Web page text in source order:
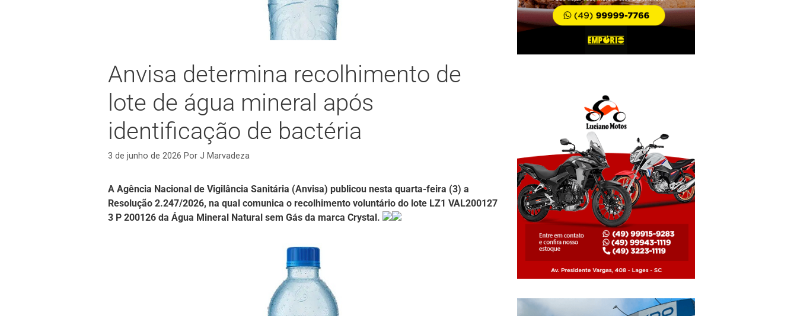
Anvisa determina recolhimento de
lote de água mineral após
identificação de bactéria
3 de junho de 2026 Por J Marvadeza
A Agência Nacional de Vigilância Sanitária (Anvisa) publicou nesta quarta-feira (3) a
Resolução 2.247/2026, na qual comunica o recolhimento voluntário do lote LZ1 VAL200127
3 P 200126 da Água Mineral Natural sem Gás da marca Crystal.